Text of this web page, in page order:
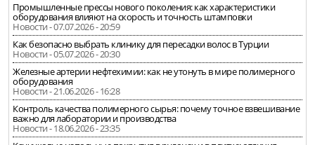
Промышленные прессы нового поколения: как характеристики
оборудования влияют на скорость и точность штамповки
Новости - 07.07.2026 - 20:59
Как безопасно выбрать клинику для пересадки волос в Турции
Новости - 05.07.2026 - 20:30
Железные артерии нефтехимии: как не утонуть в мире полимерного
оборудования
Новости - 21.06.2026 - 16:28
Контроль качества полимерного сырья: почему точное взвешивание
важно для лаборатории и производства
Новости - 18.06.2026 - 23:35